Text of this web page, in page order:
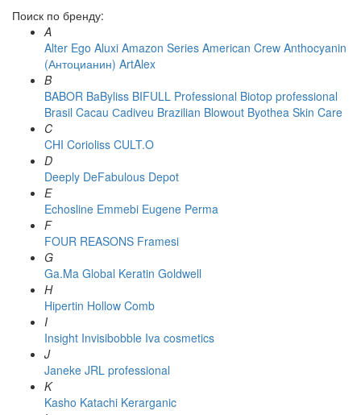
Поиск по бренду:
A
Alter Ego Aluxi Amazon Series American Crew Anthocyanin
(Антоцианин) ArtAlex
B
BABOR BaByliss BIFULL Professional Biotop professional
Brasil Cacau Сadiveu Brazilian Blowout Byothea Skin Care
C
CHI Corioliss CULT.O
D
Deeply DeFabulous Depot
E
Echosline Emmebi Eugene Perma
F
FOUR REASONS Framesi
G
Ga.Ma Global Keratin Goldwell
H
Hipertin Hollow Comb
I
Insight Invisibobble Iva cosmetics
J
Janeke JRL professional
K
Kasho Katachi Kerarganic